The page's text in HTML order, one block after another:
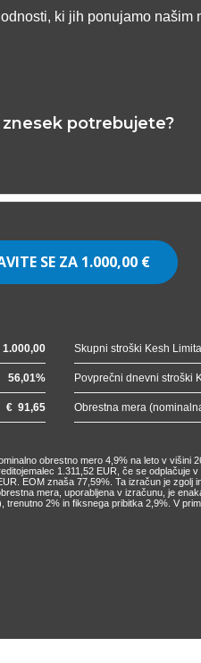
ki jih ponujamo
znesek potrebujete?
SE ZA 1.000,00 €
1.000,00 Skupni stroški Kesh Limita
56,01% Povprečni dnevni stroški
€ 91,65 Obrestna mera
obrestno mero 4,9% na leto v višini
1.311,52 EUR, če se odplačuje
EOM znaša 77,59%. Ta izračun je
mera, uporabljena v izračunu, je
2% in fiksnega pribitka 2,9%. V